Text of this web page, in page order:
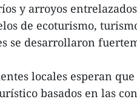
y arroyos
de ecoturismo,
se desarrollaron
locales esperan
basados en las